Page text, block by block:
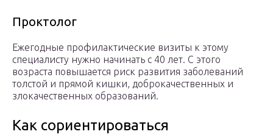
Проктолог
Ежегодные профилактические визиты к этому
специалисту нужно начинать с 40 лет. С этого
возраста повышается риск развития заболеваний
толстой и прямой кишки, доброкачественных и
злокачественных образований.
Как сориентироваться